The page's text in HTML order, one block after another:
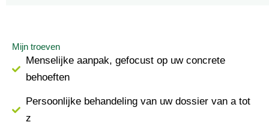
Mijn troeven
Menselijke aanpak, gefocust op uw concrete
behoeften
Persoonlijke behandeling van uw dossier van a tot
z